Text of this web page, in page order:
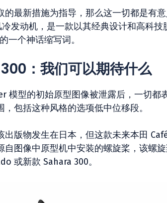
的最新措施为指导，那么这一切都是有
冷发动机，是一款以其经典设计和高科
一个神话缩写词。
：我们可以期待什么
模型的初始原型图像被泄露后，一切都
包括这种风格的选项低中位移段。
版物发生在日本，但这款未来本田
自图像中原型机中安装的螺旋桨，该螺
或新款 Sahara 300。